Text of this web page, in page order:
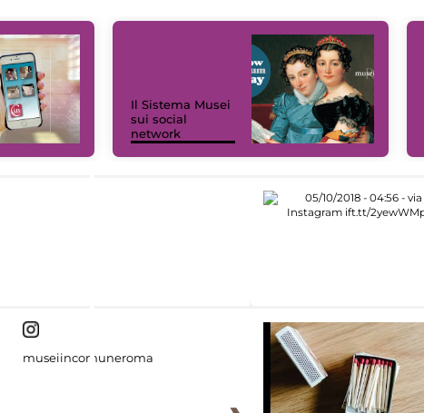
Il Sistema Musei
sui social
network
museiincomuneroma